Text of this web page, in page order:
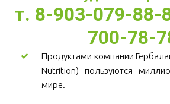
т. 8-903-079-88-
700-78-
Продуктами компании
Nutrition) пользуются
мире.